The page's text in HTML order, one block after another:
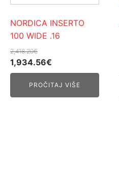
NORDICA INSERTO
100 WIDE .16
2,418.20€
Izvorna
cijena
je:
1,934.56€
cijena
je:
1,934.56€.
PROČITAJ VIŠE